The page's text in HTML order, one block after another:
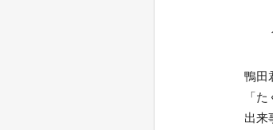
鴨田
「
出来